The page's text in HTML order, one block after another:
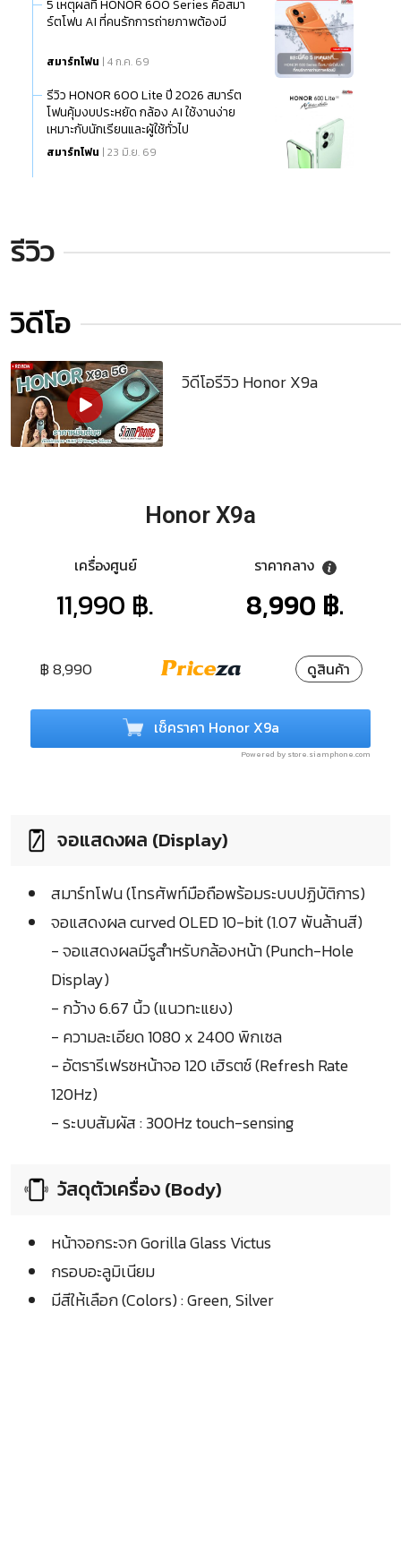
5 เหตุผลที่ HONOR 600 Series คือสมา
ร์ตโฟน AI ที่คนรักการถ่ายภาพต้องมี
สมาร์ทโฟน | 4 ก.ค. 69
รีวิว HONOR 600 Lite ปี 2026 สมาร์ต
โฟนคุ้มงบประหยัด กล้อง AI ใช้งานง่าย
เหมาะกับนักเรียนและผู้ใช้ทั่วไป
สมาร์ทโฟน | 23 มิ.ย. 69
รีวิว
วิดีโอ
วิดีโอรีวิว Honor X9a
Honor X9a
เครื่องศูนย์
11,990 ฿.
ราคากลาง
8,990 ฿.
฿ 8,990 ดูสินค้า
เช็คราคา Honor X9a
Powered by store.siamphone.com
จอแสดงผล (Display)
สมาร์ทโฟน (โทรศัพท์มือถือพร้อมระบบปฏิบัติการ)
จอแสดงผล curved OLED 10-bit (1.07 พันล้านสี)
- จอแสดงผลมีรูสำหรับกล้องหน้า (Punch-Hole
Display)
- กว้าง 6.67 นิ้ว (แนวทะแยง)
- ความละเอียด 1080 x 2400 พิกเซล
- อัตรารีเฟรชหน้าจอ 120 เฮิรตซ์ (Refresh Rate
120Hz)
- ระบบสัมผัส : 300Hz touch-sensing
วัสดุตัวเครื่อง (Body)
หน้าจอกระจก Gorilla Glass Victus
กรอบอะลูมิเนียม
มีสีให้เลือก (Colors) : Green, Silver